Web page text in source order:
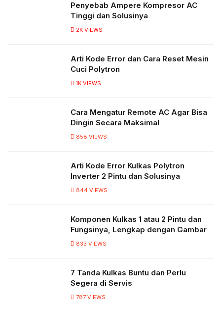
Penyebab Ampere Kompresor AC
Tinggi dan Solusinya
2K VIEWS
Arti Kode Error dan Cara Reset Mesin
Cuci Polytron
1K VIEWS
Cara Mengatur Remote AC Agar Bisa
Dingin Secara Maksimal
858 VIEWS
Arti Kode Error Kulkas Polytron
Inverter 2 Pintu dan Solusinya
844 VIEWS
Komponen Kulkas 1 atau 2 Pintu dan
Fungsinya, Lengkap dengan Gambar
833 VIEWS
7 Tanda Kulkas Buntu dan Perlu
Segera di Servis
787 VIEWS